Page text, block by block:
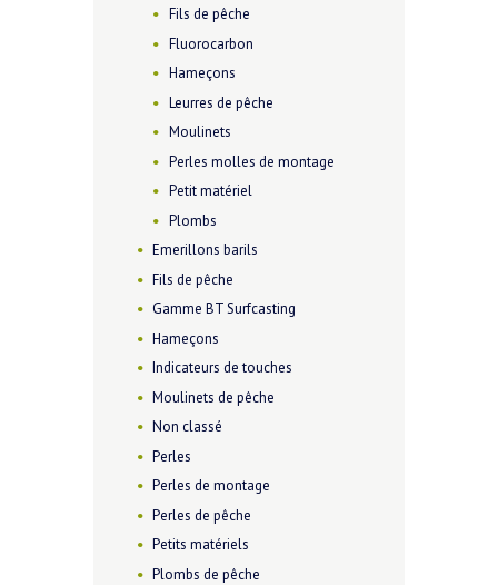
Fils de pêche
Fluorocarbon
Hameçons
Leurres de pêche
Moulinets
Perles molles de montage
Petit matériel
Plombs
Emerillons barils
Fils de pêche
Gamme BT Surfcasting
Hameçons
Indicateurs de touches
Moulinets de pêche
Non classé
Perles
Perles de montage
Perles de pêche
Petits matériels
Plombs de pêche